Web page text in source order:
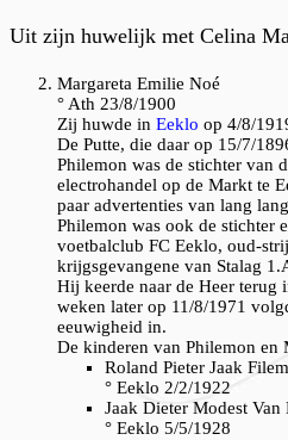
Uit zijn huwelijk met Celina
Margareta Emilie Noé
° Ath 23/8/1900
Zij huwde in Eeklo op 4/8/
De Putte, die daar op 15/7/
Philemon was de stichter van
electrohandel op de Markt te
paar advertenties van lang
Philemon was ook de stichter
voetbalclub FC Eeklo, oud-
krijgsgevangene van Stalag
Hij keerde naar de Heer terug
weken later op 11/8/1971
eeuwigheid in.
De kinderen van Philemon en
Roland Pieter Jaak
° Eeklo 2/2/1922
Jaak Dieter Modest Van
° Eeklo 5/5/1928